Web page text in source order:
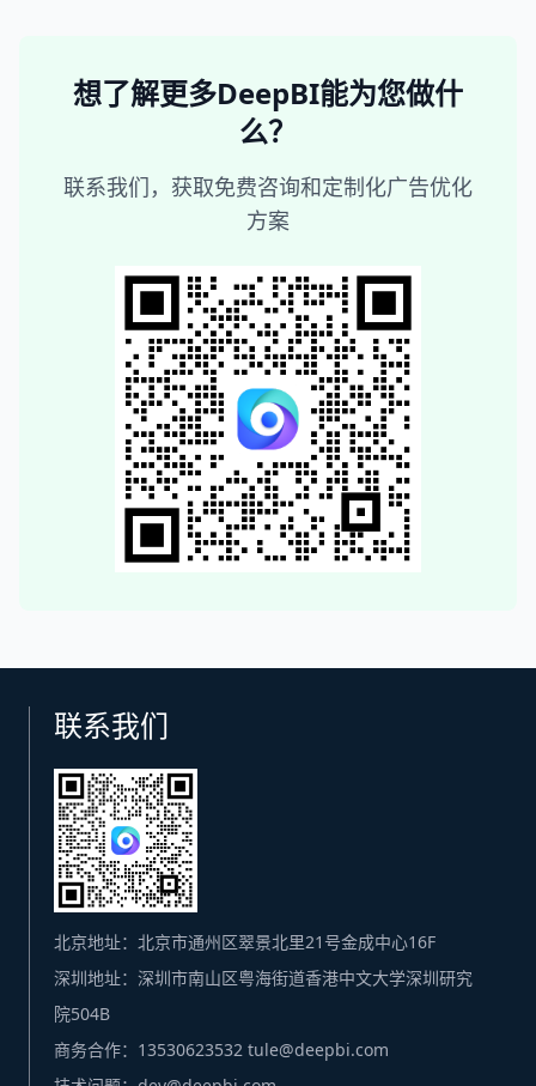
想了解更多DeepBI能为您做什
么？
联系我们，获取免费咨询和定制化广告优化
方案
联系我们
北京地址：北京市通州区翠景北里21号金成中心16F
深圳地址：深圳市南山区粤海街道香港中文大学深圳研究
院504B
商务合作：13530623532 tule@deepbi.com